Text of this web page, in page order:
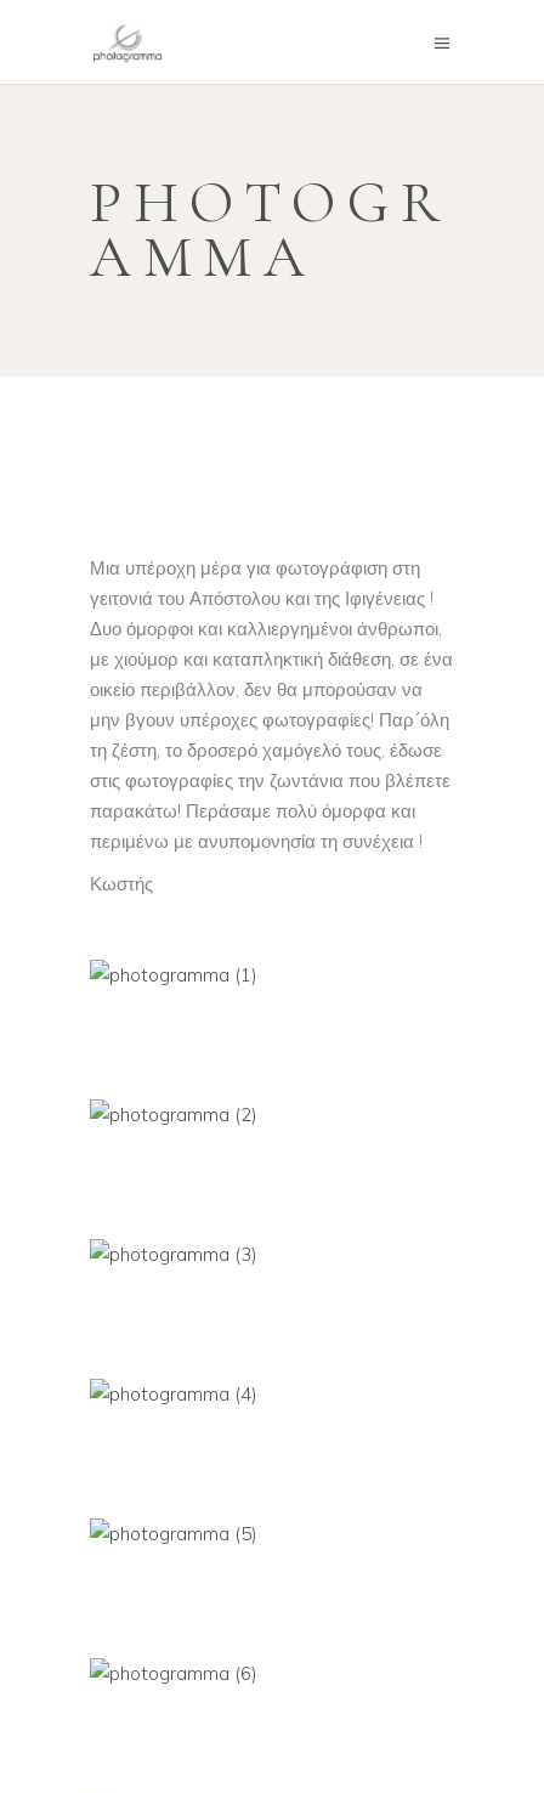
PHOTOGR
AMMA
Μια υπέροχη μέρα για φωτογράφιση στη
γειτονιά του Απόστολου και της Ιφιγένειας !
Δυο όμορφοι και καλλιεργημένοι άνθρωποι,
με χιούμορ και καταπληκτική διάθεση, σε ένα
οικείο περιβάλλον, δεν θα μπορούσαν να
μην βγουν υπέροχες φωτογραφίες! Παρ´όλη
τη ζέστη, το δροσερό χαμόγελό τους, έδωσε
στις φωτογραφίες την ζωντάνια που βλέπετε
παρακάτω! Περάσαμε πολύ όμορφα και
περιμένω με ανυπομονησία τη συνέχεια !
Κωστής